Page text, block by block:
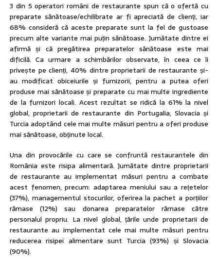
3 din 5 operatori români de restaurante spun că o ofertă cu
preparate sănătoase/echilibrate ar fi apreciată de clienți, iar
68% consideră că aceste preparate sunt la fel de gustoase
precum alte variante mai puțin sănătoase. Jumătate dintre ei
afirmă și că pregătirea preparatelor sănătoase este mai
dificilă. Ca urmare a schimbărilor observate, în ceea ce îi
privește pe clienți, 40% dintre proprietarii de restaurante și-
au modificat obiceiurile și furnizorii, pentru a putea oferi
produse mai sănătoase și preparate cu mai multe ingrediente
de la furnizori locali. Acest rezultat se ridică la 61% la nivel
global, proprietarii de restaurante din Portugalia, Slovacia și
Turcia adoptând cele mai multe măsuri pentru a oferi produse
mai sănătoase, obținute local.
Una din provocările cu care se confruntă restaurantele din
România este risipa alimentară. Jumătate dintre proprietarii
de restaurante au implementat măsuri pentru a combate
acest fenomen, precum: adaptarea meniului sau a rețetelor
(37%), managementul stocurilor, oferirea la pachet a porțiilor
rămase (12%) sau donarea preparatelor rămase către
personalul propriu. La nivel global, țările unde proprietarii de
restaurante au implementat cele mai multe măsuri pentru
reducerea risipei alimentare sunt Turcia (93%) și Slovacia
(90%).